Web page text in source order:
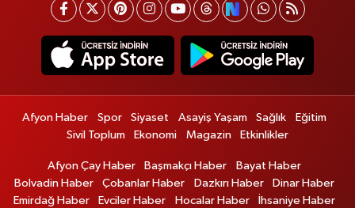
Afyon Haber Spor Siyaset Asayiş Yaşam Sağlık
Eğitim
Sivil Toplum
Ekonomi Magazin Etkinlikler
Afyon Çay Haber Başmakçı Haber
Bayat Haber
Bolvadin Haber
Çobanlar Haber Dazkırı Haber
Dinar Haber
Emirdağ Haber
Evciler Haber Hocalar Haber İhsaniye Haber